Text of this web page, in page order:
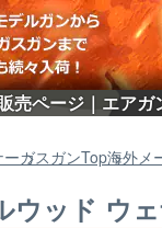
売ページ｜エアガ
ガスガンTop海外メ
ッド ウ